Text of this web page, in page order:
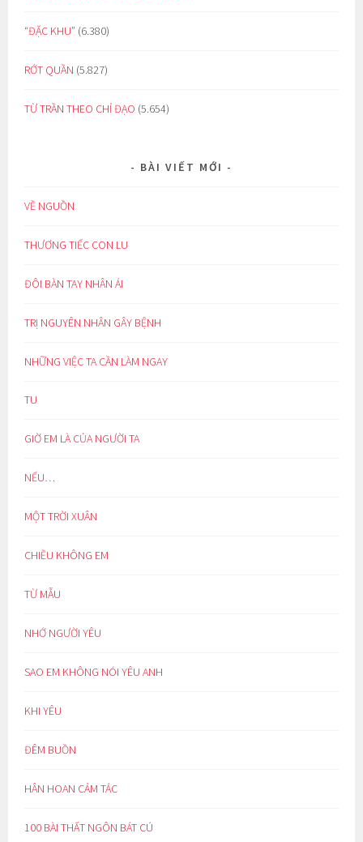
“ĐẶC KHU” (6.380)
RỚT QUẦN (5.827)
TỪ TRẦN THEO CHỈ ĐẠO (5.654)
BÀI VIẾT MỚI
VỀ NGUỒN
THƯƠNG TIẾC CON LU
ĐÔI BÀN TAY NHÂN ÁI
TRỊ NGUYÊN NHÂN GÂY BỆNH
NHỮNG VIỆC TA CẦN LÀM NGAY
TU
GIỜ EM LÀ CỦA NGƯỜI TA
NẾU…
MỘT TRỜI XUÂN
CHIỀU KHÔNG EM
TỪ MẪU
NHỚ NGƯỜI YÊU
SAO EM KHÔNG NÓI YÊU ANH
KHI YÊU
ĐÊM BUỒN
HÂN HOAN CẢM TÁC
100 BÀI THẤT NGÔN BÁT CÚ